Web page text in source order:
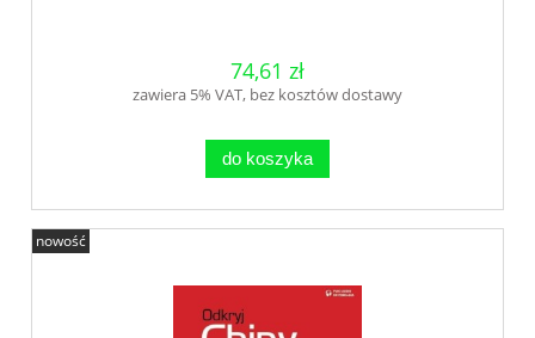
74,61 zł
zawiera 5% VAT, bez kosztów dostawy
do koszyka
nowość